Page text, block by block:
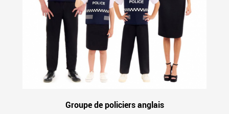
Groupe de policiers anglais